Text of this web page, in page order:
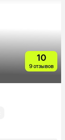
10
9 отзывов